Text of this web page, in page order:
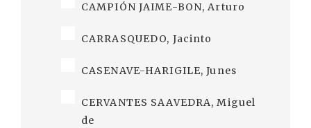
CAMPIÓN JAIME-BON, Arturo
CARRASQUEDO, Jacinto
CASENAVE-HARIGILE, Junes
CERVANTES SAAVEDRA, Miguel
de